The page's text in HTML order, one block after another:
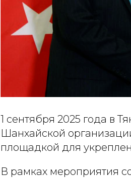
1 сентября 2025 года в
Шанхайской
площадкой для
В рамках мероприятия